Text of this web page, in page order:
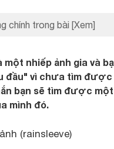
chính trong bài [Xem]
một nhiếp ảnh gia và
đầu" vì chưa tìm được
bạn sẽ tìm được
mình đó.
(rainsleeve)